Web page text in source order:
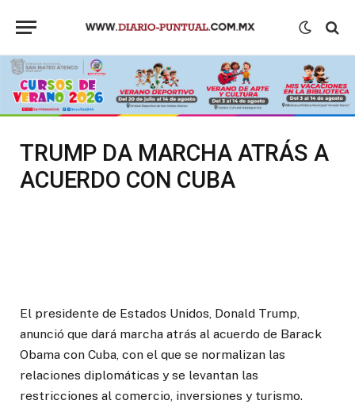
TRUMP DA MARCHA ATRÁS A
ACUERDO CON CUBA
El presidente de Estados Unidos, Donald Trump,
anunció que dará marcha atrás al acuerdo de Barack
Obama con Cuba, con el que se normalizan las
relaciones diplomáticas y se levantan las
restricciones al comercio, inversiones y turismo.